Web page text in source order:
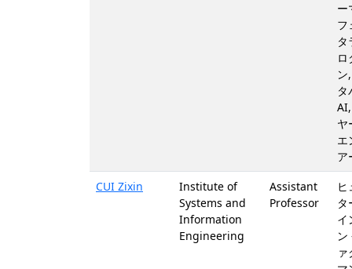
ー
フ
タ
ロ
ン
タ
ヤ
エ
ア
CUI Zixin
Institute of
Systems and
Information
Engineering
Assistant
Professor
ヒ
タ
イ
ン